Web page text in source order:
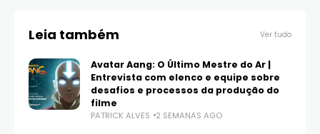
Leia também Ver tudo
Avatar Aang: O Último Mestre do Ar |
Entrevista com elenco e equipe sobre
desafios e processos da produção do
filme
PATRICK ALVES 2 SEMANAS AGO